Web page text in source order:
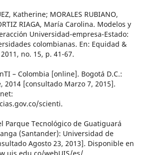
Katherine; MORALES RUBIANO,
RIAGA, María Carolina. Modelos y
Universidad-empresa-Estado:
colombianas. En: Equidad &
no. 15, p. 41-67.
– Colombia [online]. Bogotá D.C.:
2014 [consultado Marzo 7, 2015].
scienti.
Parque Tecnológico de Guatiguará
(Santander): Universidad de
Agosto 23, 2013]. Disponible en